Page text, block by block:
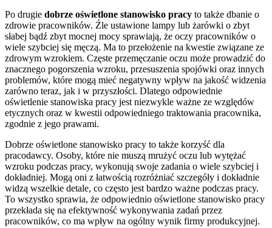
Po drugie dobrze oświetlone stanowisko pracy to także dbanie o
zdrowie pracowników. Źle ustawione lampy lub żarówki o zbyt
słabej bądź zbyt mocnej mocy sprawiają, że oczy pracowników o
wiele szybciej się męczą. Ma to przełożenie na kwestie związane ze
zdrowym wzrokiem. Częste przemęczanie oczu może prowadzić do
znacznego pogorszenia wzroku, przesuszenia spojówki oraz innych
problemów, które mogą mieć negatywny wpływ na jakość widzenia
zarówno teraz, jak i w przyszłości. Dlatego odpowiednie
oświetlenie stanowiska pracy jest niezwykle ważne ze względów
etycznych oraz w kwestii odpowiedniego traktowania pracownika,
zgodnie z jego prawami.
Dobrze oświetlone stanowisko pracy to także korzyść dla
pracodawcy. Osoby, które nie muszą mrużyć oczu lub wytężać
wzroku podczas pracy, wykonują swoje zadania o wiele szybciej i
dokładniej. Mogą oni z łatwością rozróżniać szczegóły i dokładnie
widzą wszelkie detale, co często jest bardzo ważne podczas pracy.
To wszystko sprawia, że odpowiednio oświetlone stanowisko pracy
przekłada się na efektywność wykonywania zadań przez
pracowników, co ma wpływ na ogólny wynik firmy produkcyjnej.